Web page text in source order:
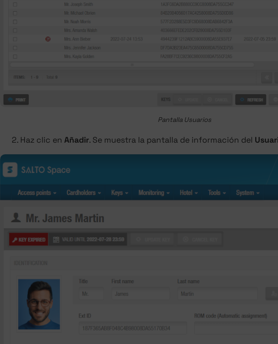
Pantalla Usuarios
Haz clic en Añadir. Se muestra la pantalla de información del